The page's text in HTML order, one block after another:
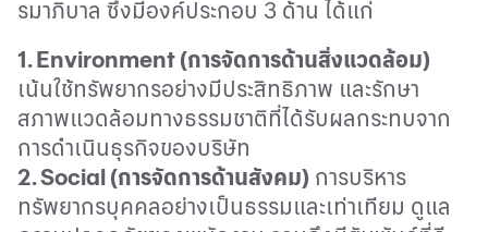
รมาภิบาล ซึ่งมีองค์ประกอบ 3 ด้าน ได้แก่
1.Environment (การจัดการด้านสิ่งแวดล้อม)
เน้นใช้ทรัพยากรอย่างมีประสิทธิภาพ และรักษา
สภาพแวดล้อมทางธรรมชาติที่ได้รับผลกระทบจาก
การดำเนินธุรกิจของบริษัท
2.Social (การจัดการด้านสังคม) การบริหาร
ทรัพยากรบุคคลอย่างเป็นธรรมและเท่าเทียม ดูแล